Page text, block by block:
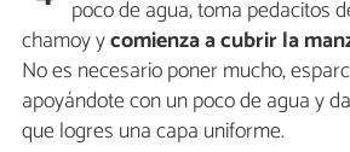
poco de agua, toma pedacitos
chamoy ycomienza a cubrir la
No es necesario poner mucho,
apoyándote con un poco de agua y
que logres una capa uniforme.